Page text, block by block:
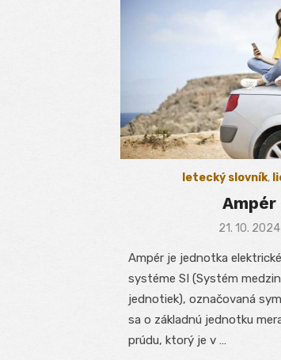
letecký slovník,
Ampér
Posted
21. 10. 2024
Ampér je jednotka
systéme SI (Systém
jednotiek), označovaná
sa o základnú jednotku
prúdu, ktorý je v …